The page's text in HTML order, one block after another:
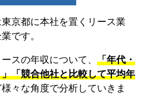
京都に本社を置くリース業
です。
スの年収について、 「年代・
「競合他社と比較して平均年
々な角度で分析していきま